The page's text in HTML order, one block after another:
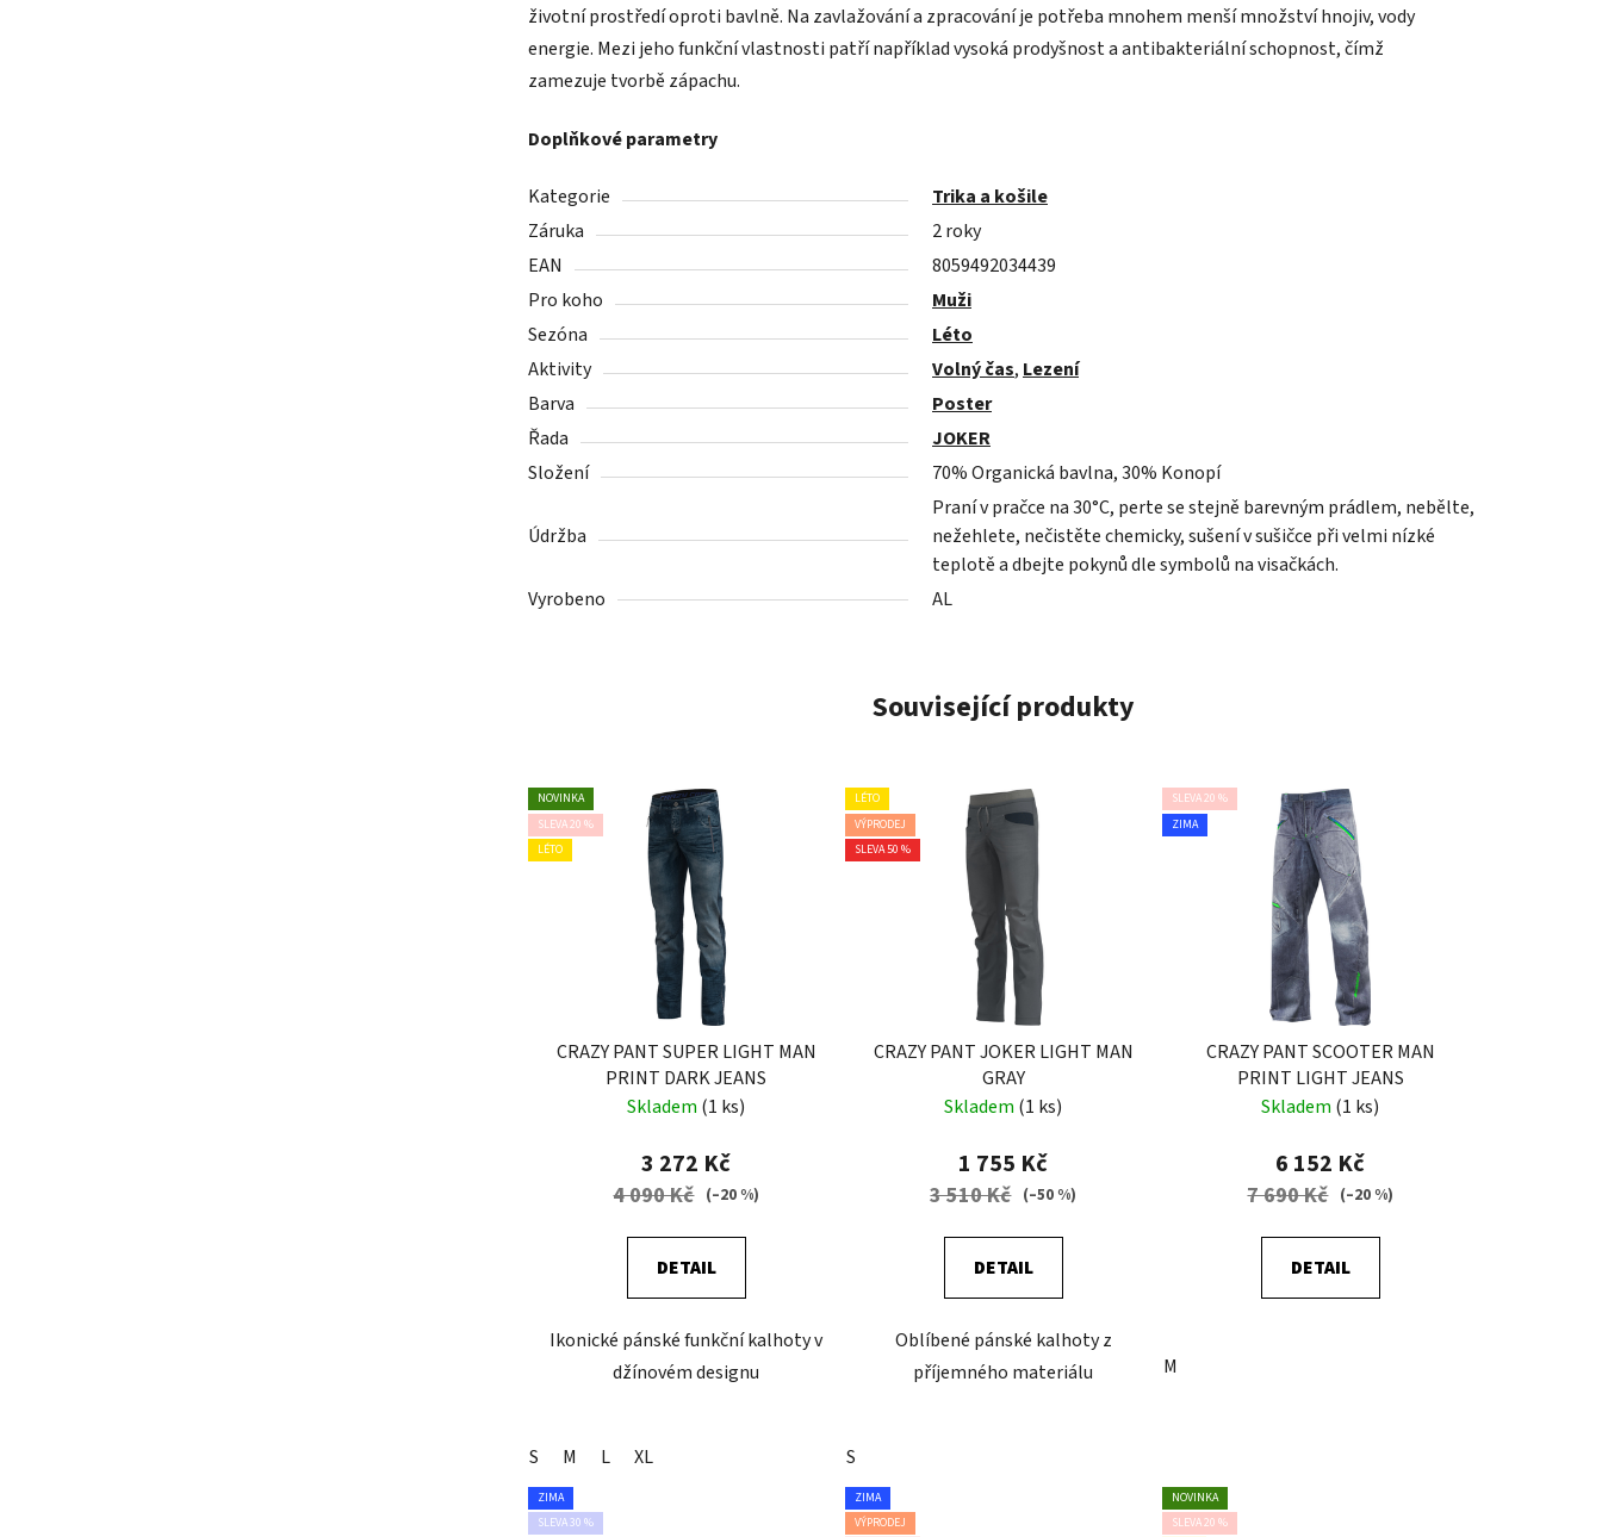
životní prostředí oproti bavlně. Na zavlažování a zpracování je potřeba mnohem menší množství hnojiv, vody
energie. Mezi jeho funkční vlastnosti patří například vysoká prodyšnost a antibakteriální schopnost, čímž
zamezuje tvorbě zápachu.
Doplňkové parametry
Kategorie
Trika a košile
Záruka
2 roky
EAN
8059492034439
Pro koho
Muži
Sezóna
Léto
Aktivity
Volný čas, Lezení
Barva
Poster
Řada
JOKER
Složení
70% Organická bavlna, 30% Konopí
Údržba
Praní v pračce na 30°C, perte se stejně barevným prádlem, nebělte,
nežehlete, nečistěte chemicky, sušení v sušičce při velmi nízké
teplotě a dbejte pokynů dle symbolů na visačkách.
Vyrobeno
AL
Související produkty
NOVINKA
SLEVA 20 %
LÉTO
CRAZY PANT SUPER LIGHT MAN
PRINT DARK JEANS
Skladem (1 ks)
3 272 Kč
4 090 Kč (–20 %)
DETAIL
Ikonické pánské funkční kalhoty v
džínovém designu
S M L XL
LÉTO
VÝPRODEJ
SLEVA 50 %
CRAZY PANT JOKER LIGHT MAN
GRAY
Skladem (1 ks)
1 755 Kč
3 510 Kč (–50 %)
DETAIL
Oblíbené pánské kalhoty z
příjemného materiálu
S
SLEVA 20 %
ZIMA
CRAZY PANT SCOOTER MAN
PRINT LIGHT JEANS
Skladem (1 ks)
6 152 Kč
7 690 Kč (–20 %)
DETAIL
M
ZIMA
SLEVA 30 %
ZIMA
VÝPRODEJ
NOVINKA
SLEVA 20 %